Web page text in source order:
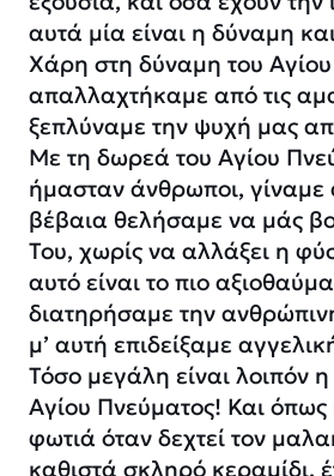
αυτά μία είναι η δύναμη
Χάρη στη δύναμη του
απαλλαχτήκαμε από τις
ξεπλύναμε την ψυχή μας
Με τη δωρεά του Αγίου
ήμασταν άνθρωποι, γίναμε
βέβαια θελήσαμε να μάς
Του, χωρίς να αλλάξει η
αυτό είναι το πιο
διατηρήσαμε την
μ’ αυτή επιδείξαμε
Τόσο μεγάλη είναι λοιπόν
Αγίου Πνεύματος! Και
φωτιά όταν δεχτεί τον
καθιστά σκληρό κεραμίδι,